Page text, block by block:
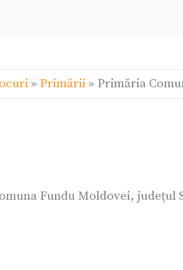
» Primării» Primăria
Fundu Moldovei, județul